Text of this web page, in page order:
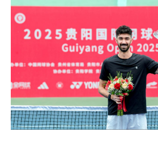
地方频道
天津 河北
吉林 上海
福建
山东 河南 湖北